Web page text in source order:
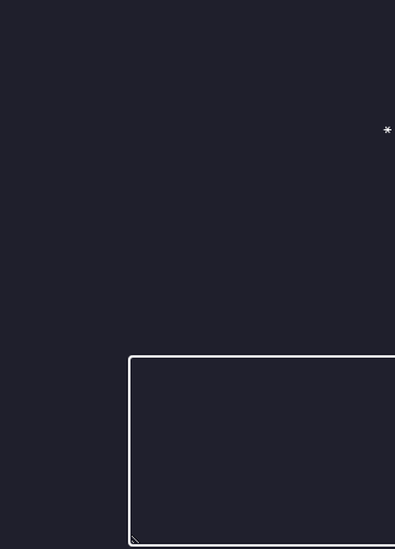
*